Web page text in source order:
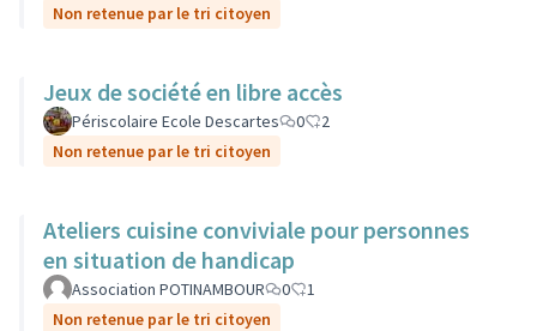
Non retenue par le tri citoyen
Jeux de société en libre accès
Périscolaire Ecole Descartes 0
2
Non retenue par le tri citoyen
Ateliers cuisine conviviale pour personnes
en situation de handicap
Association POTINAMBOUR 0
1
Non retenue par le tri citoyen